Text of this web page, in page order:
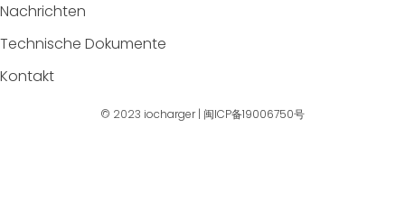
Nachrichten
Technische Dokumente
Kontakt
© 2023 iocharger| 闽ICP备19006750号